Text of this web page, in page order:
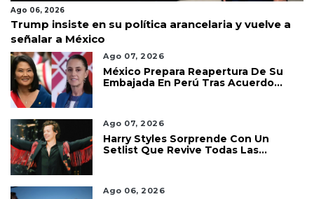
Ago 06, 2026
Trump insiste en su política arancelaria y vuelve a
señalar a México
Ago 07, 2026
México Prepara Reapertura De Su
Embajada En Perú Tras Acuerdo
Ago 07, 2026
Harry Styles Sorprende Con Un
Setlist Que Revive Todas Las
Ago 06, 2026